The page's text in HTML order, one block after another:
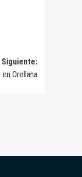
Siguiente:
Orellana